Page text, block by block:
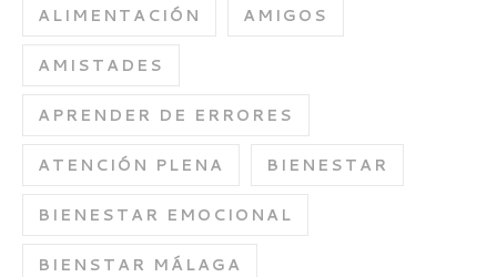
ALIMENTACIÓN AMIGOS
AMISTADES
APRENDER DE ERRORES
ATENCIÓN PLENA BIENESTAR
BIENESTAR EMOCIONAL
BIENSTAR MÁLAGA